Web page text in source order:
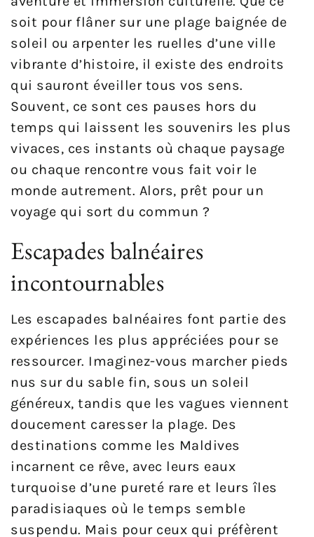
soit pour flâner sur une plage baignée de
soleil ou arpenter les ruelles d’une ville
vibrante d’histoire, il existe des endroits
qui sauront éveiller tous vos sens.
Souvent, ce sont ces pauses hors du
temps qui laissent les souvenirs les plus
vivaces, ces instants où chaque paysage
ou chaque rencontre vous fait voir le
monde autrement. Alors, prêt pour un
voyage qui sort du commun ?
Escapades balnéaires
incontournables
Les escapades balnéaires font partie des
expériences les plus appréciées pour se
ressourcer. Imaginez-vous marcher pieds
nus sur du sable fin, sous un soleil
généreux, tandis que les vagues viennent
doucement caresser la plage. Des
destinations comme les Maldives
incarnent ce rêve, avec leurs eaux
turquoise d’une pureté rare et leurs îles
paradisiaques où le temps semble
suspendu. Mais pour ceux qui préfèrent